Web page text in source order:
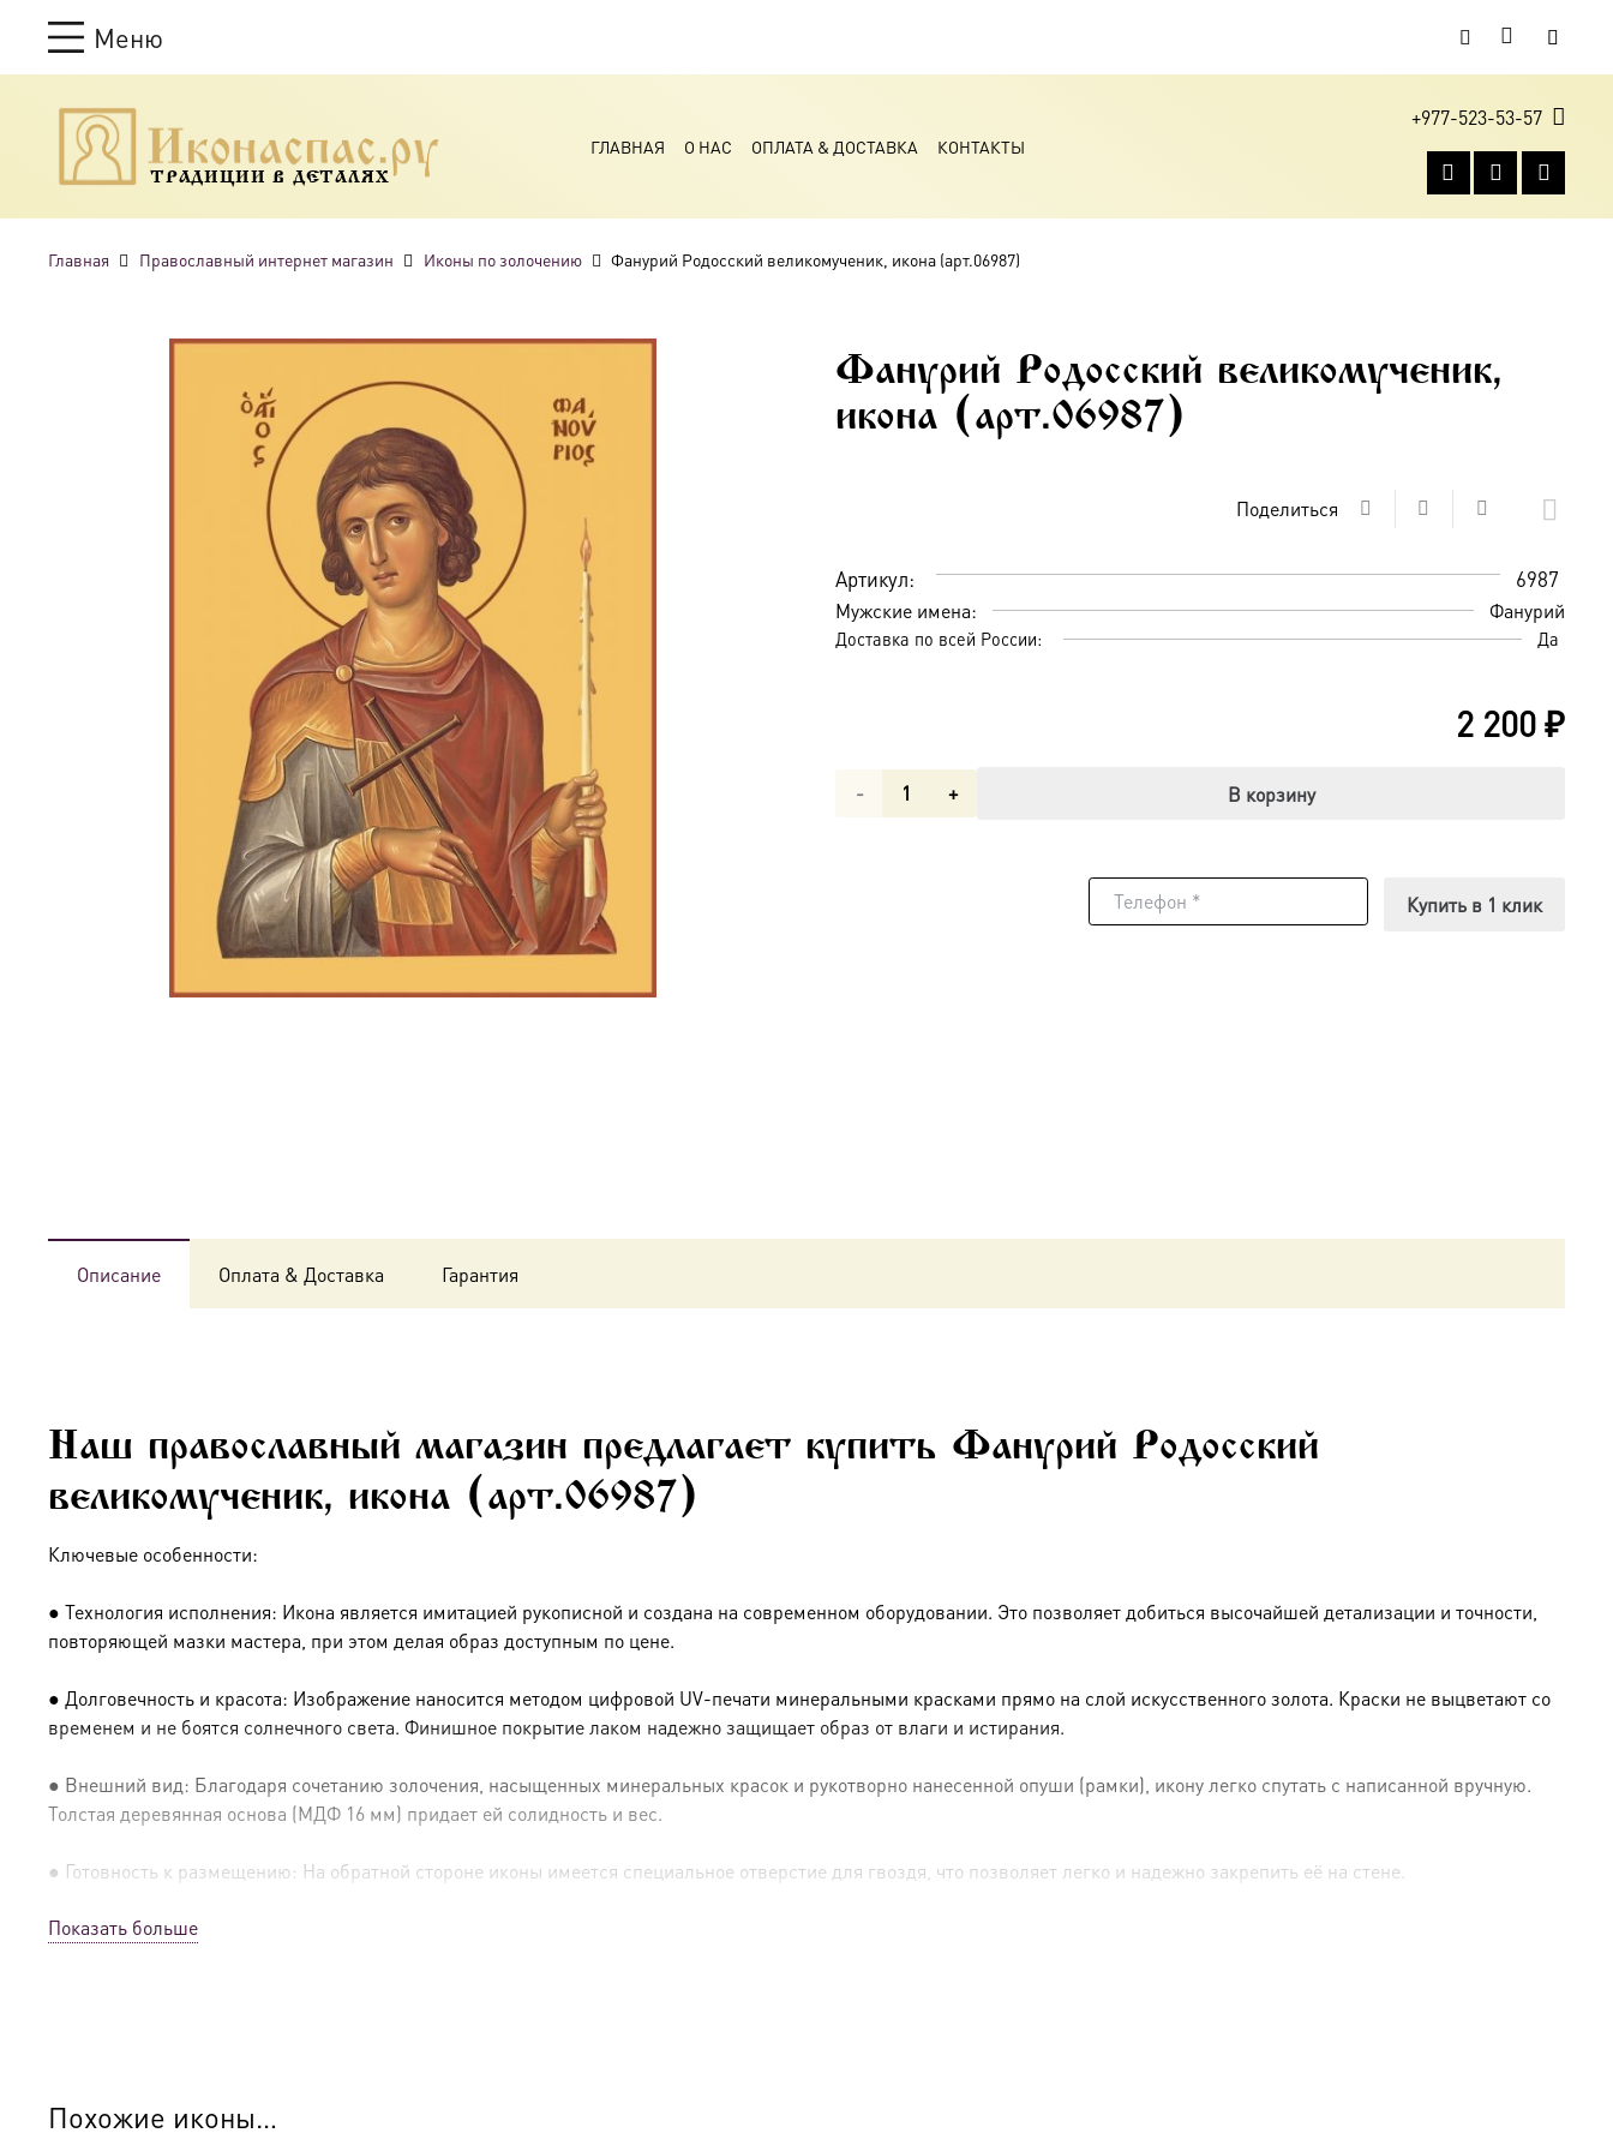
Меню
ТРАДИЦИИ В ДЕТАЛЯХ
ГЛАВНАЯ О НАС ОПЛАТА & ДОСТАВКА КОНТАКТЫ
+977-523-53-57
Главная Православный интернет магазин Иконы по золочению Фанурий Родосский великомученик, икона (арт.06987)
Фанурий Родосский великомученик,
икона (арт.06987)
Поделиться
Артикул: 6987
Мужские имена: Фанурий
Доставка по всей России: Да
2 200₽
Количество
В корзину
Купить в 1 клик
Описание Оплата & Доставка Гарантия
Наш православный магазин предлагает купить Фанурий Родосский
великомученик, икона (арт.06987)
Ключевые особенности:
● Технология исполнения: Икона является имитацией рукописной и создана на современном оборудовании. Это позволяет добиться высочайшей детализации и точности,
повторяющей мазки мастера, при этом делая образ доступным по цене.
● Долговечность и красота: Изображение наносится методом цифровой UV-печати минеральными красками прямо на слой искусственного золота. Краски не выцветают со
временем и не боятся солнечного света. Финишное покрытие лаком надежно защищает образ от влаги и истирания.
● Внешний вид: Благодаря сочетанию золочения, насыщенных минеральных красок и рукотворно нанесенной опуши (рамки), икону легко спутать с написанной вручную.
Толстая деревянная основа (МДФ 16 мм) придает ей солидность и вес.
● Готовность к размещению: На обратной стороне иконы имеется специальное отверстие для гвоздя, что позволяет легко и надежно закрепить её на стене.
● Освящение: Производство освящено
Показать больше
Похожие иконы…